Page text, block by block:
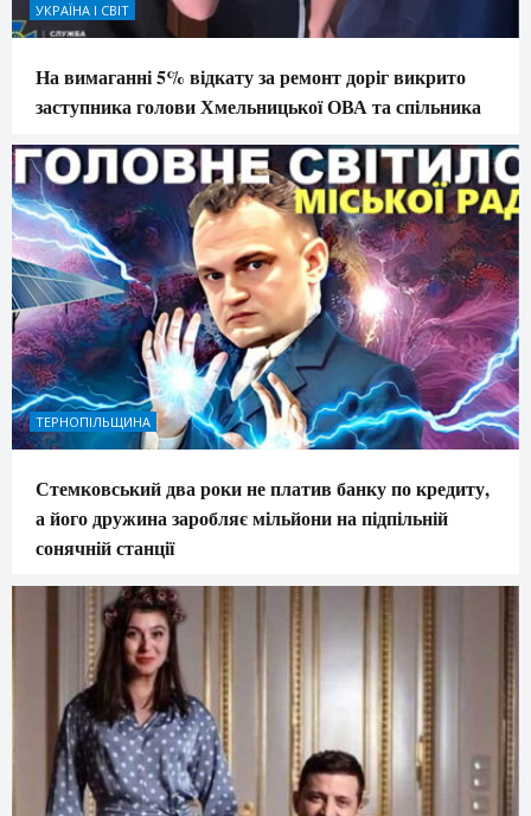
УКРАЇНА І СВІТ
На вимаганні 5% відкату за ремонт доріг викрито
заступника голови Хмельницької ОВА та спільника
ТЕРНОПІЛЬЩИНА
Стемковський два роки не платив банку по кредиту,
а його дружина заробляє мільйони на підпільній
сонячній станції